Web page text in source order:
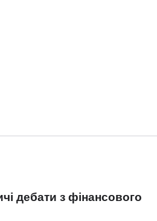
дебати з фінансового